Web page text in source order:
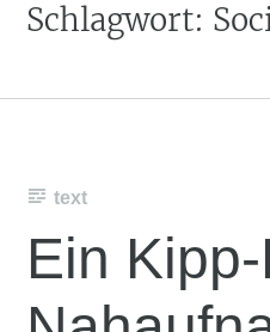
Schlagwort:
text
Ein